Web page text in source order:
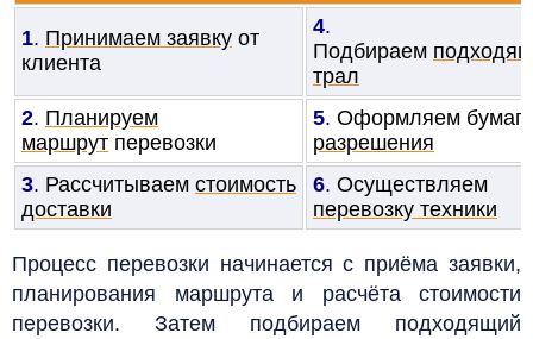
1. Принимаем заявку от
клиента
4.
Подбираем
трал
2. Планируем
маршрут перевозки
5. Оформляем
разрешения
3. Рассчитываем стоимость
доставки
6. Осуществляем
перевозку техники
Процесс перевозки начинается с приёма заявки,
планирования маршрута и расчёта стоимости
перевозки. Затем подбираем подходящий